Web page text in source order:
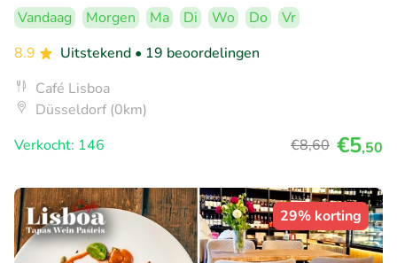
Vandaag Morgen Ma Di Wo Do
Vr
8.9
Uitstekend • 19 beoordelingen
Café Lisboa
Düsseldorf (0km)
Verkocht: 146
€8,60 €5,50
29% korting